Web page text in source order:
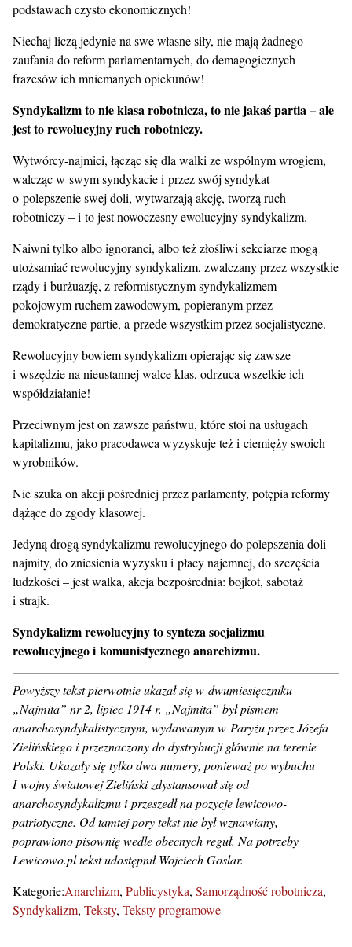
podstawach czysto ekonomicznych!
Niechaj liczą jedynie na swe własne siły, nie mają żadnego
zaufania do reform parlamentarnych, do demagogicznych
frazesów ich mniemanych opiekunów!
Syndykalizm to nie klasa robotnicza, to nie jakaś partia – ale
jest to rewolucyjny ruch robotniczy.
Wytwórcy-najmici, łącząc się dla walki ze wspólnym wrogiem,
walcząc w swym syndykacie i przez swój syndykat
o polepszenie swej doli, wytwarzają akcję, tworzą ruch
robotniczy – i to jest nowoczesny ewolucyjny syndykalizm.
Naiwni tylko albo ignoranci, albo też złośliwi sekciarze mogą
utożsamiać rewolucyjny syndykalizm, zwalczany przez wszystkie
rządy i burżuazję, z reformistycznym syndykalizmem –
pokojowym ruchem zawodowym, popieranym przez
demokratyczne partie, a przede wszystkim przez socjalistyczne.
Rewolucyjny bowiem syndykalizm opierając się zawsze
i wszędzie na nieustannej walce klas, odrzuca wszelkie ich
współdziałanie!
Przeciwnym jest on zawsze państwu, które stoi na usługach
kapitalizmu, jako pracodawca wyzyskuje też i ciemięży swoich
wyrobników.
Nie szuka on akcji pośredniej przez parlamenty, potępia reformy
dążące do zgody klasowej.
Jedyną drogą syndykalizmu rewolucyjnego do polepszenia doli
najmity, do zniesienia wyzysku i płacy najemnej, do szczęścia
ludzkości – jest walka, akcja bezpośrednia: bojkot, sabotaż
i strajk.
Syndykalizm rewolucyjny to synteza socjalizmu
rewolucyjnego i komunistycznego anarchizmu.
Powyższy tekst pierwotnie ukazał się w dwumiesięczniku
„Najmita” nr 2, lipiec 1914 r. „Najmita” był pismem
anarchosyndykalistycznym, wydawanym w Paryżu przez Józefa
Zielińskiego i przeznaczony do dystrybucji głównie na terenie
Polski. Ukazały się tylko dwa numery, ponieważ po wybuchu
I wojny światowej Zieliński zdystansował się od
anarchosyndykalizmu i przeszedł na pozycje lewicowo-
patriotyczne. Od tamtej pory tekst nie był wznawiany,
poprawiono pisownię wedle obecnych reguł. Na potrzeby
Lewicowo.pl tekst udostępnił Wojciech Goslar.
Kategorie:Anarchizm Publicystyka Samorządność robotnicza
Syndykalizm Teksty Teksty programowe